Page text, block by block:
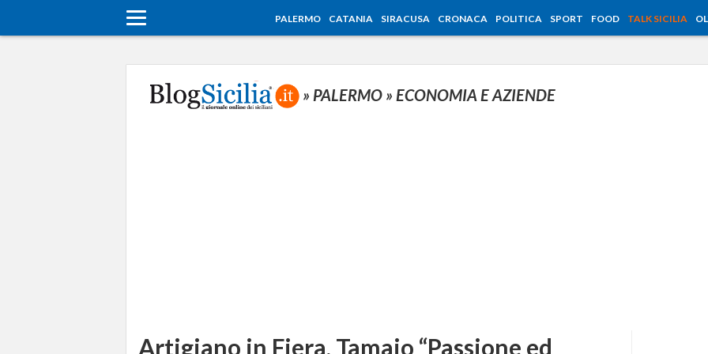
PALERMO CATANIA SIRACUSA CRONACA POLITICA SPORT FOOD TALK SICILIA
» PALERMO » ECONOMIA E AZIENDE
Artigiano in Fiera, Tamajo “Passione ed